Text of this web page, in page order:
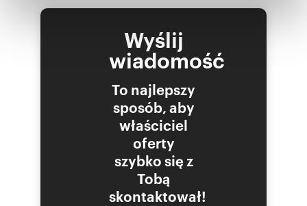
Partnerzy mogą połączyć te informacje z innymi danymi
korzystania z ich usług.Wyślij
wiadomość
To najlepszy
sposób, aby
właściciel
oferty
szybko się z
Tobą
skontaktował!